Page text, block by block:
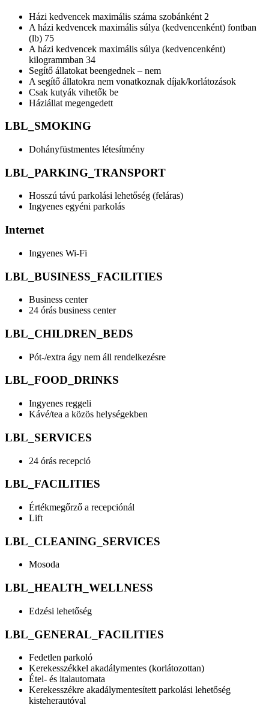
Házi kedvencek maximális száma szobánként 2
A házi kedvencek maximális súlya (kedvencenként) fontban
(lb) 75
A házi kedvencek maximális súlya (kedvencenként)
kilogrammban 34
Segítő állatokat beengednek – nem
A segítő állatokra nem vonatkoznak díjak/korlátozások
Csak kutyák vihetők be
Háziállat megengedett
LBL_SMOKING
Dohányfüstmentes létesítmény
LBL_PARKING_TRANSPORT
Hosszú távú parkolási lehetőség (feláras)
Ingyenes egyéni parkolás
Internet
Ingyenes Wi-Fi
LBL_BUSINESS_FACILITIES
Business center
24 órás business center
LBL_CHILDREN_BEDS
Pót-/extra ágy nem áll rendelkezésre
LBL_FOOD_DRINKS
Ingyenes reggeli
Kávé/tea a közös helységekben
LBL_SERVICES
24 órás recepció
LBL_FACILITIES
Értékmegőrző a recepciónál
Lift
LBL_CLEANING_SERVICES
Mosoda
LBL_HEALTH_WELLNESS
Edzési lehetőség
LBL_GENERAL_FACILITIES
Fedetlen parkoló
Kerekesszékkel akadálymentes (korlátozottan)
Étel- és italautomata
Kerekesszékre akadálymentesített parkolási lehetőség
kisteherautóval